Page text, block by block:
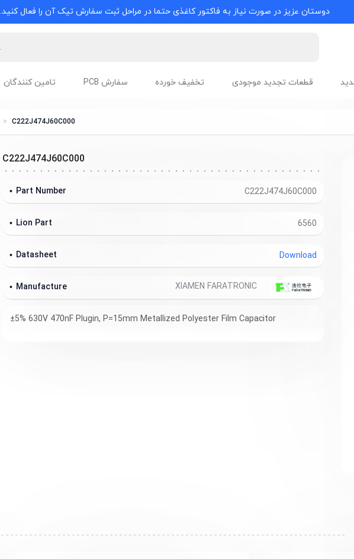
دوستان عزیز در صورت نیاز به فاکتور کاغذی حتما در مراحل ثبت سفارش تیک آن را فعال کنید.
قطعات تجدید موجودی تخفیف خورده سفارش PCB تامین کنندگان
C222J474J60C000
C222J474J60C000
C222J474J60C000
Part Number
6560
Lion Part
Download
Datasheet
Manufacture
±5% 630V 470nF Plugin, P=15mm Metallized Polyester Film Capacitor